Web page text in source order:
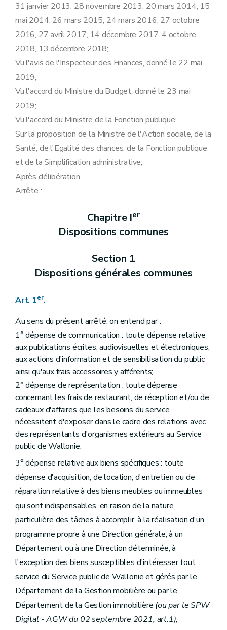
Art. 24
Art. 25
Art. 26
Section 5 Délégations particulières communes
Art. 27
Art. 28
Art. 29
Art. 31
Art. 32
Art. 34
Art. 35
Chapitre II Dispositions relatives au Service public de Wallonie Secrétariat général
Section 1 re Délégations budgétaires
Art. 36
Art. 37
Art. 38
Délégations en matière de personnel
Art. 42
Art. 46
Art. 47
Art. 49
Art. 51
Art. 52
Art. 53
Art. 54
Art. 55
Section 3
Délégations en matière de gestion immobilière
Art. 55/1
Art. 55/2
Chapitre III
(Dispositions relatives au Service public de Wallonie
Section 1
Délégations budgétaires
Sous-section 1
Art. 56
Art. 58
Sous-section 2 Dépenses inhérentes aux activités du Département du Budget et de la Trésorerie
Art. 60
Art. 61
Art. 63
Section 2 Dispositions particulières
Dispositions particulières à la Direction générale
Art. 64
Art. 65
Art. 66
Art. 67
Art. 68
Sous-section 2
Dispositions particulières au Département du Budget et de la Trésorerie
Art. 69
31 janvier 2013, 28 novembre 2013, 20 mars 2014, 15
mai 2014, 26 mars 2015, 24 mars 2016, 27 octobre
2016, 27 avril 2017, 14 décembre 2017, 4 octobre
2018, 13 décembre 2018;
Vu l'avis de l'Inspecteur des Finances, donné le 22 mai
2019;
Vu l'accord du Ministre du Budget, donné le 23 mai
2019;
Vu l'accord du Ministre de la Fonction publique;
Sur la proposition de la Ministre de l'Action sociale, de la
Santé, de l'Egalité des chances, de la Fonction publique
et de la Simplification administrative;
Après délibération,
Arrête :
Chapitre Ier
Dispositions communes
Section 1
Dispositions générales communes
Art. 1er.
Au sens du présent arrêté, on entend par :
1° dépense de communication : toute dépense relative
aux publications écrites, audiovisuelles et électroniques,
aux actions d'information et de sensibilisation du public
ainsi qu'aux frais accessoires y afférents;
2° dépense de représentation : toute dépense
concernant les frais de restaurant, de réception et/ou de
cadeaux d'affaires que les besoins du service
nécessitent d'exposer dans le cadre des relations avec
des représentants d'organismes extérieurs au Service
public de Wallonie;
3° dépense relative aux biens spécifiques : toute
dépense d'acquisition, de location, d'entretien ou de
réparation relative à des biens meubles ou immeubles
qui sont indispensables, en raison de la nature
particulière des tâches à accomplir, à la réalisation d'un
programme propre à une Direction générale, à un
Département ou à une Direction déterminée, à
l'exception des biens susceptibles d'intéresser tout
service du Service public de Wallonie et gérés par le
Département de la Gestion mobilière ou par le
Département de la Gestion immobilière (ou par le SPW
Digital - AGW du 02 septembre 2021, art.1);